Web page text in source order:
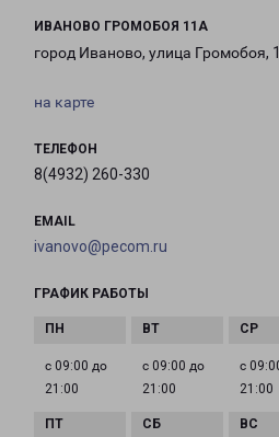
ИВАНОВО ГРОМОБОЯ 11А
город Иваново, улица Громобоя,
на карте
ТЕЛЕФОН
8(4932) 260-330
EMAIL
ivanovo@pecom.ru
ГРАФИК РАБОТЫ
с 09:00 до
21:00
с 09:00 до
21:00
с
21:00